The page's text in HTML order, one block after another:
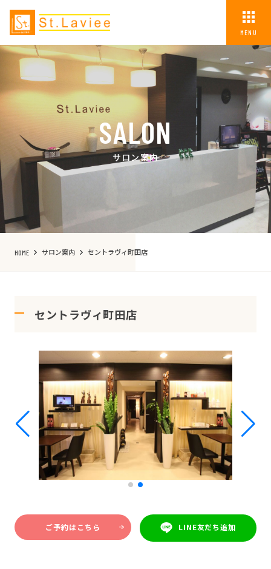
MENU
SALON
サロン案内
HOME サロン案内 セントラヴィ町田店
セントラヴィ町田店
ご予約はこちら LINE友だち追加